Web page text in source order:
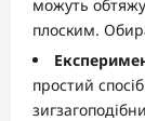
можуть
плоским.
простий